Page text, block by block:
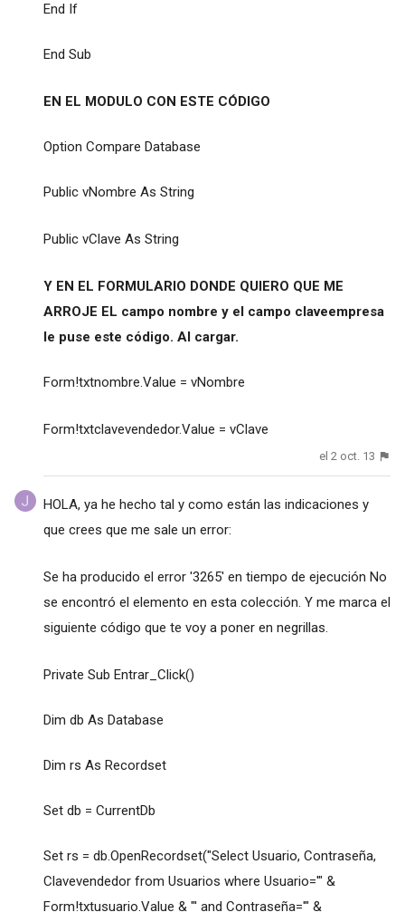
End If
End Sub
EN EL MODULO CON ESTE CÓDIGO
Option Compare Database
Public vNombre As String
Public vClave As String
Y EN EL FORMULARIO DONDE QUIERO QUE ME
ARROJE EL campo nombre y el campo claveempresa
le puse este código. Al cargar.
Form!txtnombre.Value = vNombre
Form!txtclavevendedor.Value = vClave
el 2 oct. 13
HOLA, ya he hecho tal y como están las indicaciones y
que crees que me sale un error:
Se ha producido el error '3265' en tiempo de ejecución No
se encontró el elemento en esta colección. Y me marca el
siguiente código que te voy a poner en negrillas.
Private Sub Entrar_Click()
Dim db As Database
Dim rs As Recordset
Set db = CurrentDb
Set rs = db.OpenRecordset("Select Usuario, Contraseña,
Clavevendedor from Usuarios where Usuario='" &
Form!txtusuario.Value & "' and Contraseña='" &